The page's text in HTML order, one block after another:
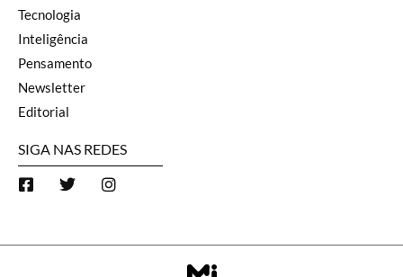
Tecnologia
Inteligência
Pensamento
Newsletter
Editorial
SIGA NAS REDES